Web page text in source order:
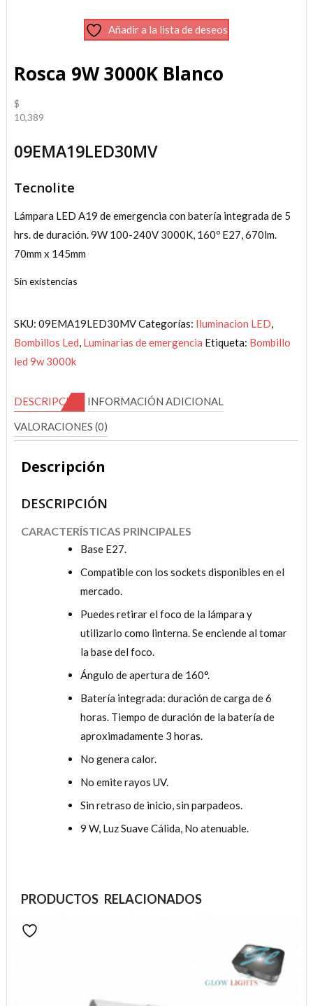
Añadir a la lista de deseos
Rosca 9W 3000K Blanco
$
10,389
09EMA19LED30MV
Tecnolite
Lámpara LED A19 de emergencia con batería integrada de 5
hrs. de duración. 9W 100-240V 3000K, 160º E27, 670lm.
70mm x 145mm
Sin existencias
SKU:09EMA19LED30MVCategorías: Iluminacion LED,
Bombillos Led, Luminarias de emergencia Etiqueta: Bombillo
led 9w 3000k
DESCRIPCIÓN
INFORMACIÓN ADICIONAL
VALORACIONES (0)
Descripción
DESCRIPCIÓN
CARACTERÍSTICAS PRINCIPALES
Base E27.
Compatible con los sockets disponibles en el
mercado.
Puedes retirar el foco de la lámpara y
utilizarlo como linterna. Se enciende al tomar
la base del foco.
Ángulo de apertura de 160°.
Batería integrada: duración de carga de 6
horas. Tiempo de duración de la batería de
aproximadamente 3 horas.
No genera calor.
No emite rayos UV.
Sin retraso de inicio, sin parpadeos.
9 W, Luz Suave Cálida, No atenuable.
PRODUCTOS RELACIONADOS